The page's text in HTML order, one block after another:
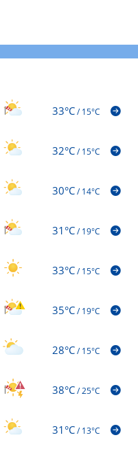
33°C/15°C
32°C/15°C
30°C/14°C
31°C/19°C
33°C/15°C
35°C/19°C
28°C/15°C
38°C/25°C
31°C/13°C